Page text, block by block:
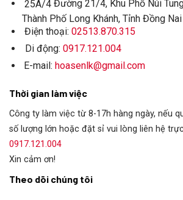
25A/4Đường 21/4, Khu Phố Núi
Thành Phố Long Khánh, Tỉnh Đồng Nai
Điện thoại: 02513.870.315
Di động: 0917.121.004
E-mail: hoasenlk@gmail.com
Thời gian làm việc
Công ty làm việc từ 8-17h hàng ngày, nếu
số lượng lớn hoặc đặt sỉ vui lòng liên hệ
0917.121.004
Xin cảm ơn!
Theo dõi chúng tôi